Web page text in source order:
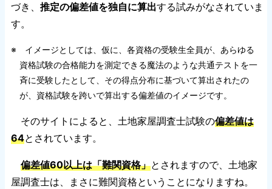
づき、 推定の偏差値を独自に算出する試みがなされていま
す。
※ イメージとしては、仮に、各資格の受験生全員が、あらゆる
資格試験の合格能力を測定できる魔法のような共通テストを一
斉に受験したとして、その得点分布に基づいて算出されたの
が、資格試験を跨いで算出する偏差値のイメージです。
そのサイトによると、土地家屋調査士試験の偏差値は
64とされています。
偏差値60以上は「難関資格」とされますので、土地家
屋調査士は、まさに難関資格ということになりますね。